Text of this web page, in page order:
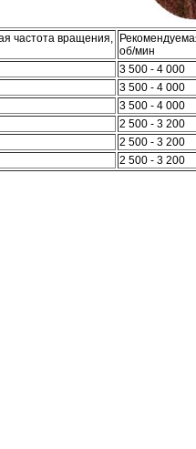
частота вращения,
об/мин
3 500 - 4 000
3 500 - 4 000
3 500 - 4 000
2 500 - 3 200
2 500 - 3 200
2 500 - 3 200